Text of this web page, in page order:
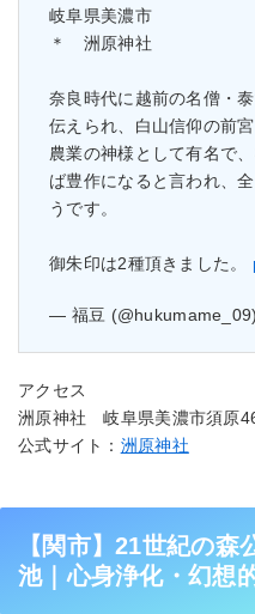
岐阜県美濃市
＊ 洲原神社
奈良時代に越前の名僧・
伝えられ、白山信仰の前
農業の神様として有名で
ば豊作になると言われ、
うです。
御朱印は2種頂きました。
— 福豆 (@hukumame_09)
アクセス
洲原神社 岐阜県美濃市須原
公式サイト： 洲原神社
【関市】21世紀の
池｜心身浄化・幻想